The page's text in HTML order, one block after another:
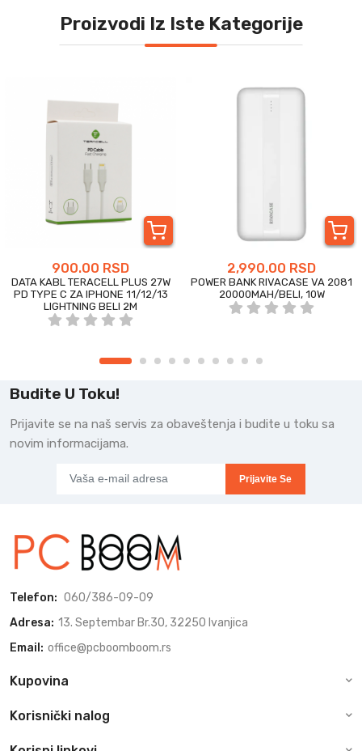
Proizvodi Iz Iste Kategorije
900.00 RSD
DATA KABL TERACELL PLUS 27W
PD TYPE C ZA IPHONE 11/12/13
LIGHTNING BELI 2M
2,990.00 RSD
POWER BANK RIVACASE VA 2081
20000MAH/BELI, 10W
Budite U Toku!
Prijavite se na naš servis za obaveštenja i budite u toku sa
novim informacijama.
Prijavite Se
Telefon: 060/386-09-09
Adresa: 13. Septembar Br.30, 32250 Ivanjica
Email: office@pcboomboom.rs
Kupovina
Korisnički nalog